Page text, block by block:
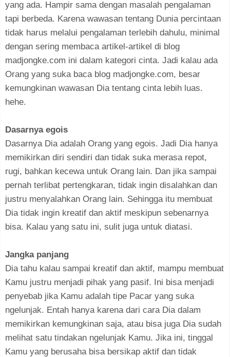
yang ada. Hampir sama dengan masalah pengalaman
tapi berbeda. Karena wawasan tentang Dunia percintaan
tidak harus melalui pengalaman terlebih dahulu, minimal
dengan sering membaca artikel-artikel di blog
madjongke.com ini dalam kategori cinta. Jadi kalau ada
Orang yang suka baca blog madjongke.com, besar
kemungkinan wawasan Dia tentang cinta lebih luas.
hehe.
Dasarnya egois
Dasarnya Dia adalah Orang yang egois. Jadi Dia hanya
memikirkan diri sendiri dan tidak suka merasa repot,
rugi, bahkan kecewa untuk Orang lain. Dan jika sampai
pernah terlibat pertengkaran, tidak ingin disalahkan dan
justru menyalahkan Orang lain. Sehingga itu membuat
Dia tidak ingin kreatif dan aktif meskipun sebenarnya
bisa. Kalau yang satu ini, sulit juga untuk diatasi.
Jangka panjang
Dia tahu kalau sampai kreatif dan aktif, mampu membuat
Kamu justru menjadi pihak yang pasif. Ini bisa menjadi
penyebab jika Kamu adalah tipe Pacar yang suka
ngelunjak. Entah hanya karena dari cara Dia dalam
memikirkan kemungkinan saja, atau bisa juga Dia sudah
melihat satu tindakan ngelunjak Kamu. Jika ini, tinggal
Kamu yang berusaha bisa bersikap aktif dan tidak